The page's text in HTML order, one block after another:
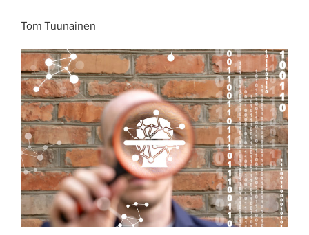
Tom Tuunainen